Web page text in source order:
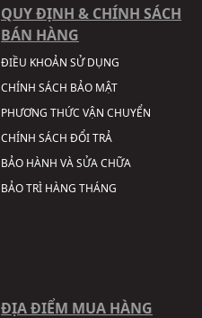
QUY ĐỊNH & CHÍNH SÁCH
BÁN HÀNG
ĐIỀU KHOẢN SỬ DỤNG
CHÍNH SÁCH BẢO MẬT
PHƯƠNG THỨC VẬN CHUYỂN
CHÍNH SÁCH ĐỔI TRẢ
BẢO HÀNH VÀ SỬA CHỮA
BẢO TRÌ HÀNG THÁNG
ĐỊA ĐIỂM MUA HÀNG